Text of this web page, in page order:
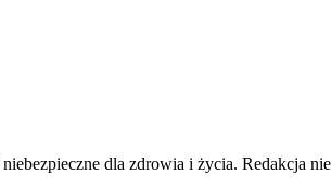
dla zdrowia i życia. Redakcja